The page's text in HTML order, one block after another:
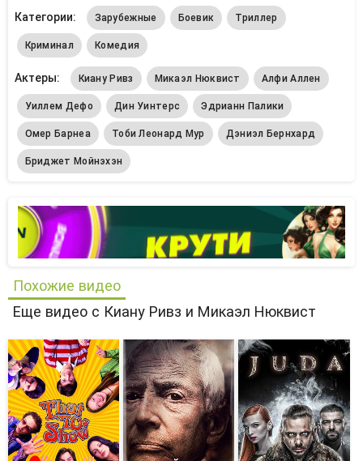
Категории:
Зарубежные Боевик Триллер
Криминал Комедия
Актеры: Киану Ривз Микаэл Нюквист Алфи Аллен
Уиллем Дефо Дин Уинтерс Эдрианн Палики
Омер Барнеа Тоби Леонард Мур Дэниэл Бернхард
Бриджет Мойнэхэн
Похожие видео
Еще видео с Киану Ривз и Микаэл Нюквист